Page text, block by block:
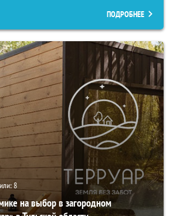
ПОДРОБНЕЕ
8
на выбор в загородном